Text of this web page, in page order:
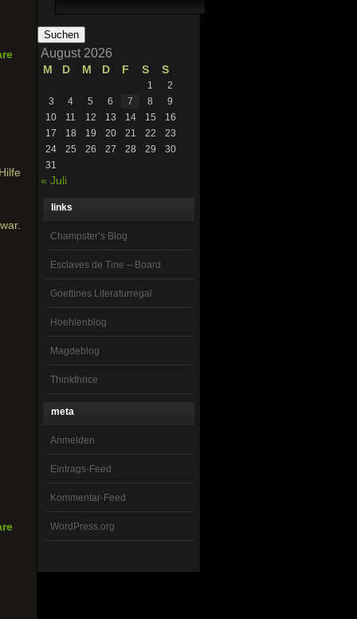
August 2026
M D M D F S S
1
2
3
4 5 6 7 8
9
10
11 12 13 14 15
16
17
18 19 20 21 22
23
24
25 26 27 28 29
30
31
« Juli
links
Champster’s Blog
Esclaves de Tine – Board
Goettines Literaturregal
Hoehlenblog
Magdeblog
Thinkthrice
meta
Anmelden
Eintrags-Feed
Kommentar-Feed
WordPress.org